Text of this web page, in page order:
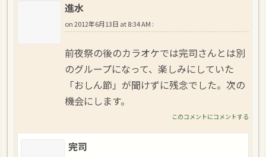
進水
on2012年6月13日 at 8:34 AM :
前夜祭の後のカラオケでは完司さんとは別
のグループになって、楽しみにしていた
「おしん節」が聞けずに残念でした。次の
機会にします。
このコメントにコメントする
完司